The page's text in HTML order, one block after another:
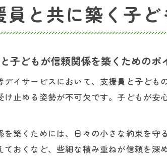
員と共に築く子
子どもが信頼関係を築くためのポ
デイサービスにおいて、支援員と子ど
け止める姿勢が不可欠です。子どもが安
を築くためには、日々の小さな約束を
ておくなど、些細な積み重ねが信頼を